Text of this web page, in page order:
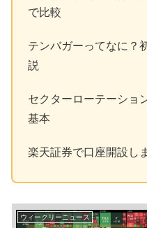
で比較
テンバガーってなに？
説
セクターローテーショ
基本
楽天証券で口座開設し
ウィークリーニュース